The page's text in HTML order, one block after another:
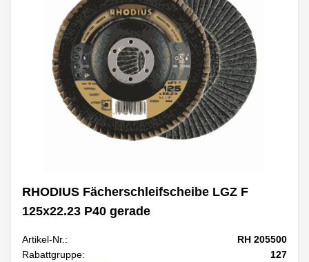
RHODIUS Fächerschleifscheibe LGZ F
125x22.23 P40 gerade
Artikel-Nr.:
RH 205500
Rabattgruppe:
127